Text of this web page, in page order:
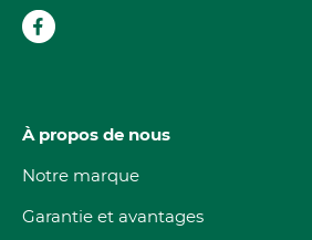
À propos de nous
Notre marque
Garantie et avantages